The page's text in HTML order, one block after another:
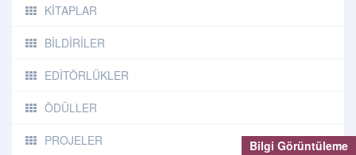
Bilgi Görüntüleme
KİTAPLAR
BİLDİRİLER
EDİTÖRLÜKLER
ÖDÜLLER
PROJELER